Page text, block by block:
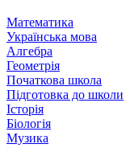
Математика
Українська мова
Алгебра
Геометрія
Початкова школа
Підготовка до школи
Історія
Біологія
Музика